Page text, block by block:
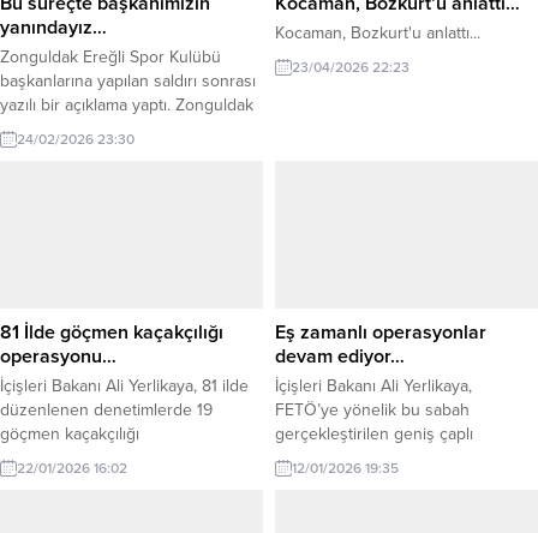
yanındayız…
Zonguldak Ereğli Spor Kulübü
başkanlarına yapılan saldırı sonrası
yazılı bir açıklama yaptı. Zonguldak
Ereğli Spor Genel Kaptanı Umut
Yüksel Kuru yazılı bir açıklama
Yılmaz, Kulüp Başkanımız...
24/02/2026 23:30
Kocaman, Bozkurt'u anlattı...
23/04/2026 22:23
81 İlde göçmen kaçakçılığı
operasyonu…
İçişleri Bakanı Ali Yerlikaya, 81 ilde
düzenlenen denetimlerde 19
göçmen kaçakçılığı
organizatörünün yakalandığını, 372
bini aşkın kişinin kimlik
22/01/2026 16:02
Eş zamanlı operasyonlar
devam ediyor…
İçişleri Bakanı Ali Yerlikaya,
FETÖ’ye yönelik bu sabah
gerçekleştirilen geniş çaplı
operasyonlara ilişkin açıklama yaptı.
Emniyet Genel Müdürlüğü KOM ve
12/01/2026 19:35